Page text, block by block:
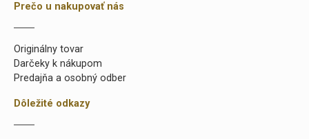
Prečo u nakupovať nás
Originálny tovar
Darčeky k nákupom
Predajňa a osobný odber
Dôležité odkazy